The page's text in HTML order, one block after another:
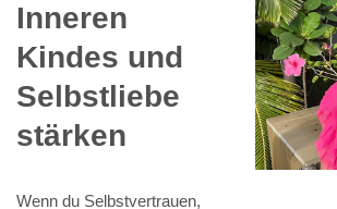
Inneren
Kindes und
Selbstliebe
stärken
Wenn du Selbstvertrauen,